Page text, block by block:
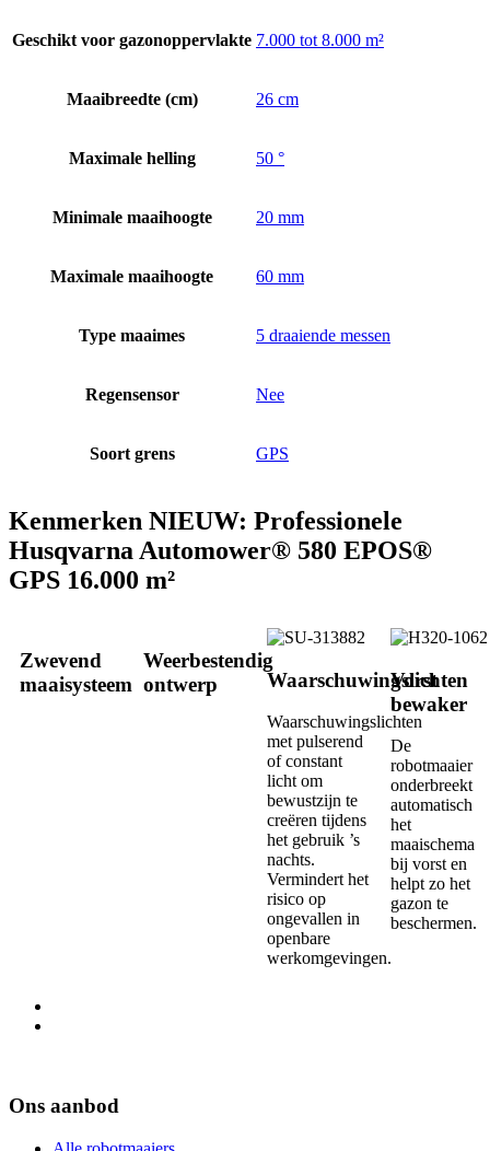
Geschikt voor gazonoppervlakte 7.000 tot 8.000 m²
Maaibreedte (cm) 26 cm
Maximale helling 50 °
Minimale maaihoogte 20 mm
Maximale maaihoogte 60 mm
Type maaimes 5 draaiende messen
Regensensor Nee
Soort grens GPS
Kenmerken NIEUW: Professionele
Husqvarna Automower® 580 EPOS®
GPS 16.000 m²
Zwevend
maaisysteem
Weerbestendig
ontwerp
Waarschuwingslichten
Waarschuwingslichten
met pulserend
of constant
licht om
bewustzijn te
creëren tijdens
het gebruik ’s
nachts.
Vermindert het
risico op
ongevallen in
openbare
werkomgevingen.
Vorst
bewaker
De
robotmaaier
onderbreekt
automatisch
het
maaischema
bij vorst en
helpt zo het
gazon te
beschermen.
Ons aanbod